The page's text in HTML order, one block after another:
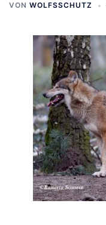
VON WOLFSSCHUTZ